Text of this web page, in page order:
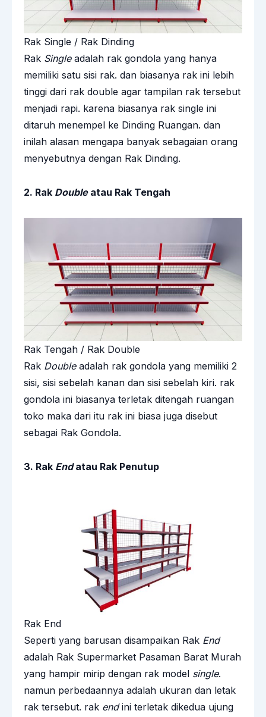
Rak Single / Rak Dinding
Rak Singleadalah rak gondola yang hanya
memiliki satu sisi rak. dan biasanya rak ini lebih
tinggi dari rak double agar tampilan rak tersebut
menjadi rapi. karena biasanya rak single ini
ditaruh menempel ke Dinding Ruangan. dan
inilah alasan mengapa banyak sebagaian orang
menyebutnya dengan Rak Dinding.
2. Rak Doubleatau Rak Tengah
Rak Tengah / Rak Double
Rak Doubleadalah rak gondola yang memiliki 2
sisi, sisi sebelah kanan dan sisi sebelah kiri. rak
gondola ini biasanya terletak ditengah ruangan
toko maka dari itu rak ini biasa juga disebut
sebagai Rak Gondola.
3. Rak Endatau Rak Penutup
Rak End
Seperti yang barusan disampaikan Rak End
adalah Rak Supermarket Pasaman Barat Murah
yang hampir mirip dengan rak model single.
namun perbedaannya adalah ukuran dan letak
rak tersebut. rak endini terletak dikedua ujung